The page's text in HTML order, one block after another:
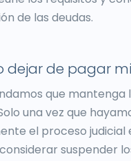
de las deudas.
dejar de pagar
que mantenga
una vez que
el proceso judicial
suspender